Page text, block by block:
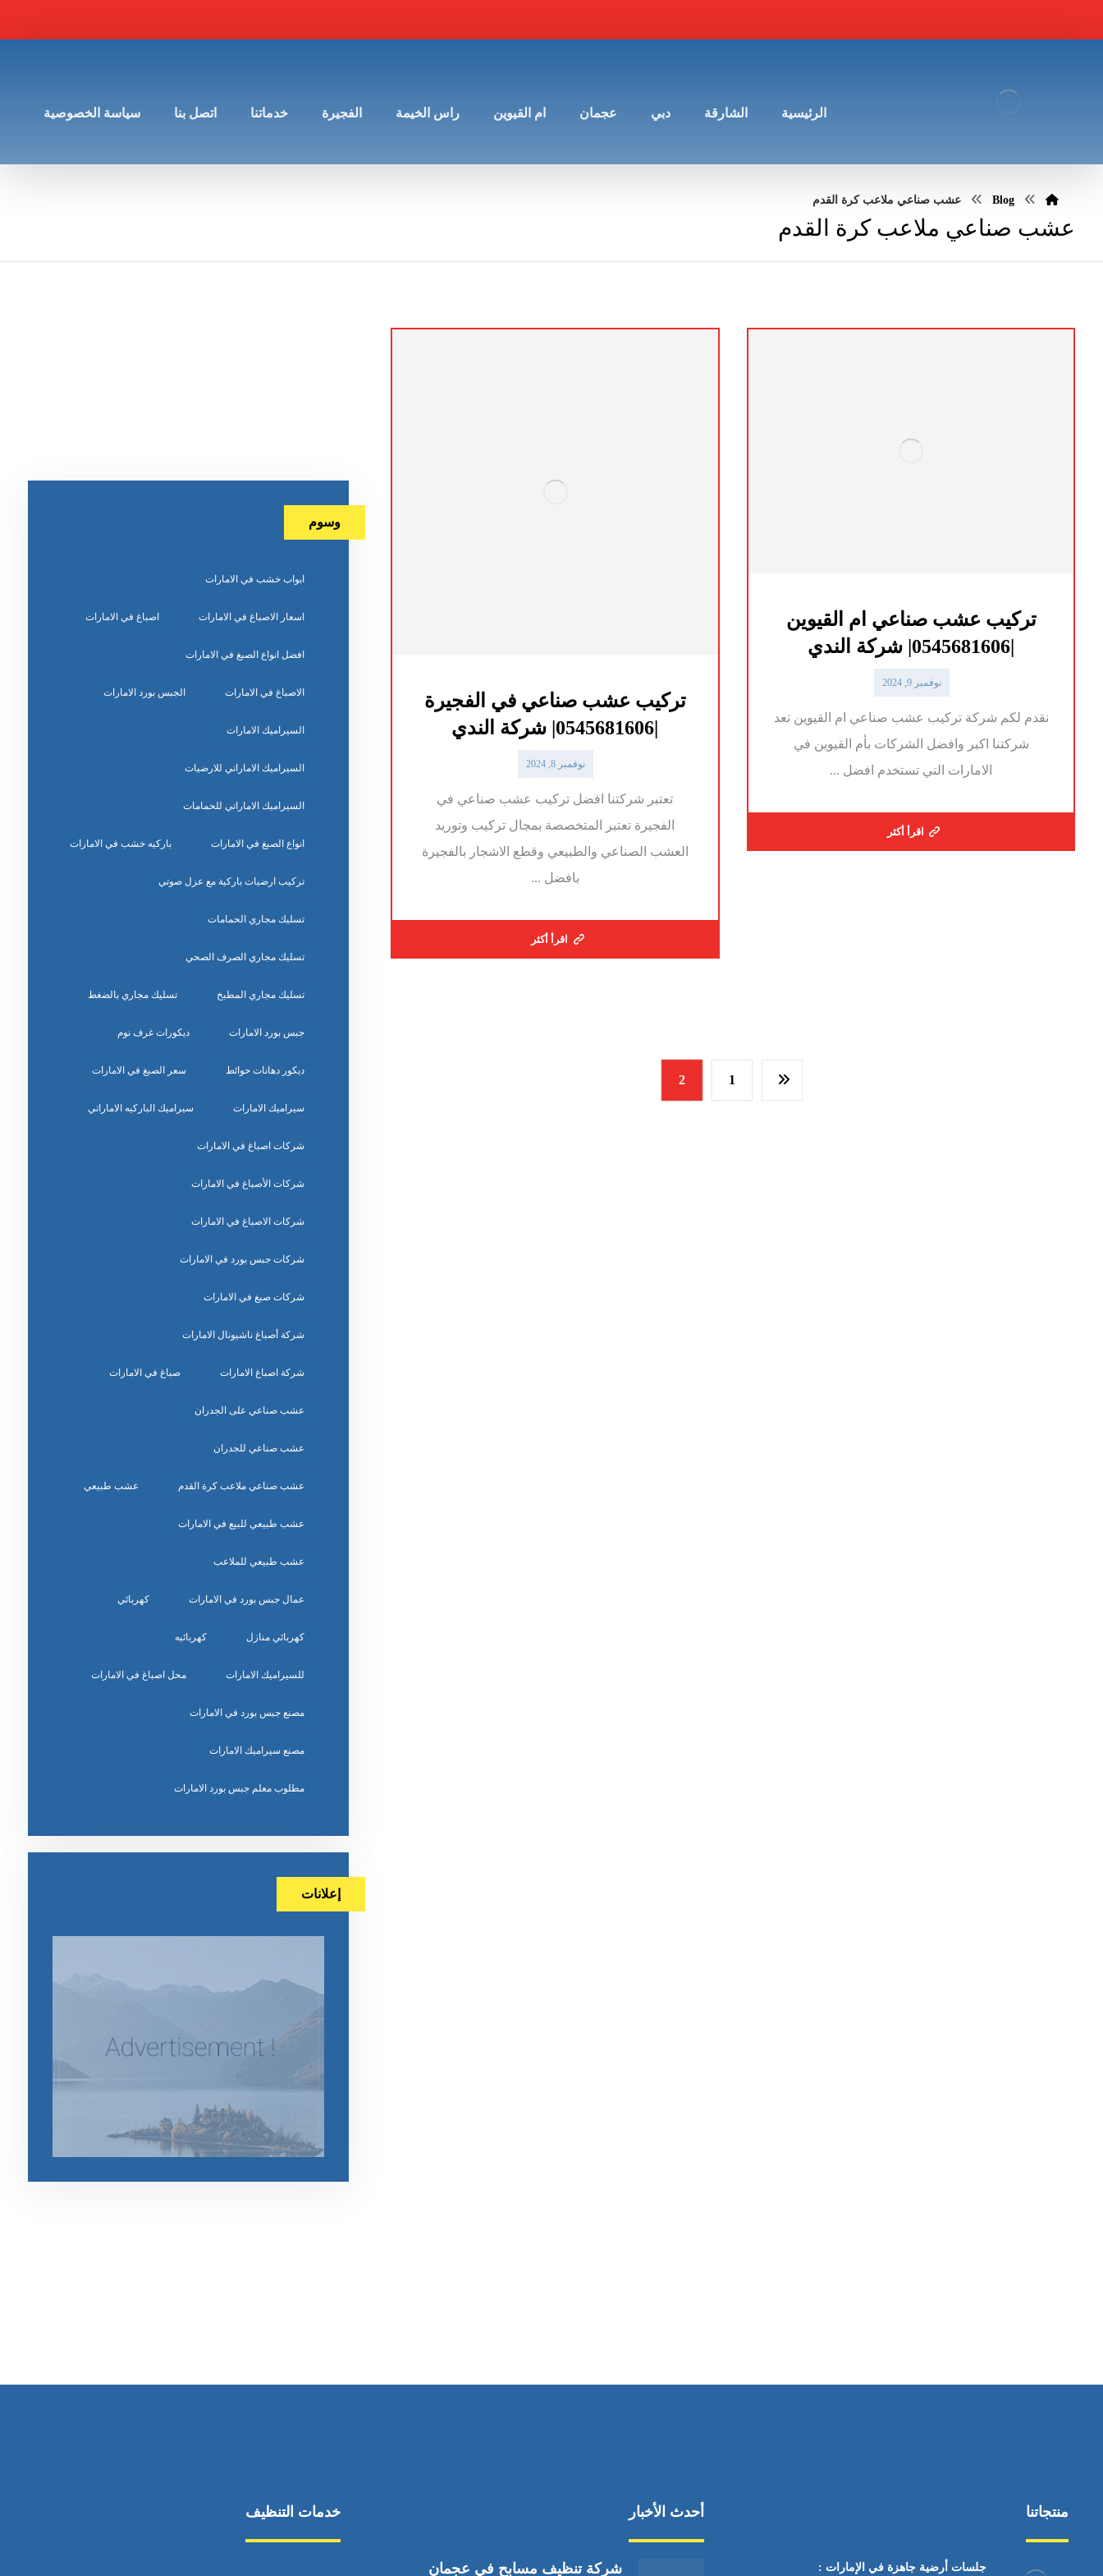
الرئيسية الشارقة دبي عجمان ام القيوين راس الخيمة الفجيرة خدماتنا اتصل بنا سياسة الخصوصية
Blog عشب صناعي ملاعب كرة القدم
عشب صناعي ملاعب كرة القدم
تركيب عشب صناعي ام القيوين
نوفمبر 9, 2024
نقدم لكم شركة تركيب عشب صناعي ام القيوين تعد
شركتنا اكبر وافضل الشركات بأم القيوين في
الامارات التي تستخدم افضل ...
اقرأ أكثر
تركيب عشب صناعي في الفجيرة
نوفمبر 8, 2024
تعتبر شركتنا افضل تركيب عشب صناعي في
الفجيرة تعتبر المتخصصة بمجال تركيب وتوريد
العشب الصناعي والطبيعي وقطع الاشجار بالفجيرة
بافضل ...
اقرأ أكثر
1
2
وسوم
ابواب خشب في الامارات
اسعار الاصباغ في الامارات اصباغ في الامارات
افضل انواع الصبغ في الامارات
الاصباغ في الامارات الجبس بورد الامارات
السيراميك الامارات
السيراميك الاماراتي للارضيات
السيراميك الاماراتي للحمامات
انواع الصبغ في الامارات باركيه خشب في الامارات
تركيب ارضيات باركية مع عزل صوتي
تسليك مجاري الحمامات
تسليك مجاري الصرف الصحي
تسليك مجاري المطبخ تسليك مجاري بالضغط
جبس بورد الامارات ديكورات غرف نوم
ديكور دهانات حوائط سعر الصبغ في الامارات
سيراميك الامارات سيراميك الباركيه الاماراتي
شركات اصباغ في الامارات
شركات الأصباغ في الامارات
شركات الاصباغ في الامارات
شركات جبس بورد في الامارات
شركات صبغ في الامارات
شركة أصباغ ناشيونال الامارات
شركة اصباغ الامارات صباغ في الامارات
عشب صناعي على الجدران
عشب صناعي للجدران
عشب صناعي ملاعب كرة القدم عشب طبيعي
عشب طبيعي للبيع في الامارات
عشب طبيعي للملاعب
عمال جبس بورد في الامارات كهربائي
كهربائي منازل كهربائيه
للسيراميك الامارات محل اصباغ في الامارات
مصنع جبس بورد في الامارات
مصنع سيراميك الامارات
مطلوب معلم جبس بورد الامارات
إعلانات
منتجاتنا
جلسات أرضية جاهزة في الإمارات :
أحدث الأخبار
شركة تنظيف مسابح في عجمان
خدمات التنظيف